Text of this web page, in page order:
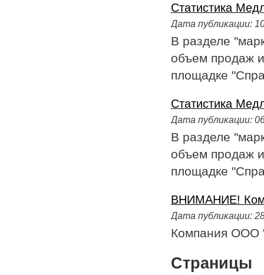
Статистика
Дата публикации:
В разделе
объем продаж
площадке
Статистика
Дата публикации:
В разделе
объем продаж
площадке
ВНИМАНИЕ!
Дата публикации:
Компания ООО
Страницы